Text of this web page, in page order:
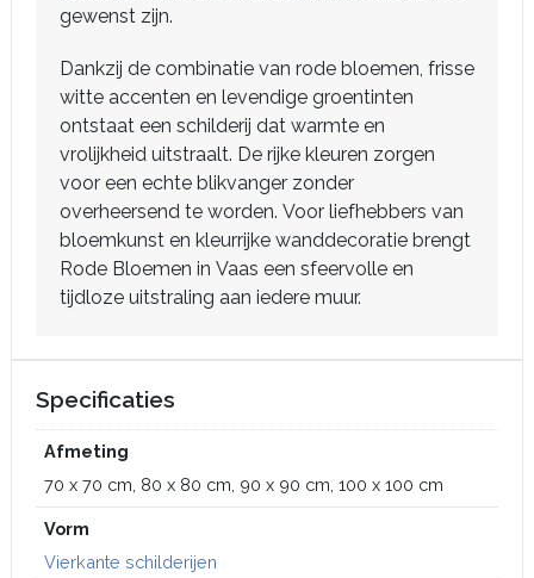
gewenst zijn.
Dankzij de combinatie van rode bloemen, frisse
witte accenten en levendige groentinten
ontstaat een schilderij dat warmte en
vrolijkheid uitstraalt. De rijke kleuren zorgen
voor een echte blikvanger zonder
overheersend te worden. Voor liefhebbers van
bloemkunst en kleurrijke wanddecoratie brengt
Rode Bloemen in Vaas een sfeervolle en
tijdloze uitstraling aan iedere muur.
Specificaties
Afmeting
70 x 70 cm, 80 x 80 cm, 90 x 90 cm, 100 x 100 cm
Vorm
Vierkante schilderijen